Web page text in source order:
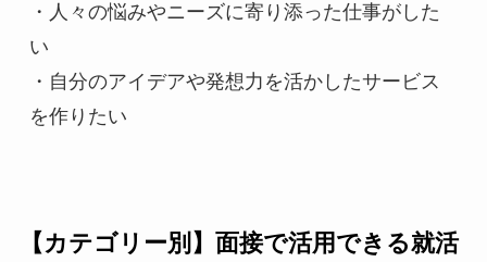
・人々の悩みやニーズに寄り添った仕事がした
い
・自分のアイデアや発想力を活かしたサービス
を作りたい
【カテゴリー別】面接で活用できる就活